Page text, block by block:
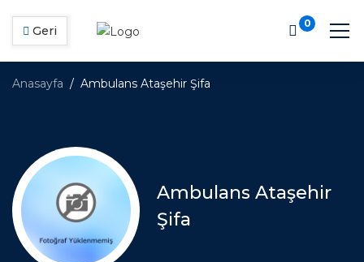
Geri
0
Anasayfa Ambulans Ataşehir Şifa
Ambulans Ataşehir
Şifa